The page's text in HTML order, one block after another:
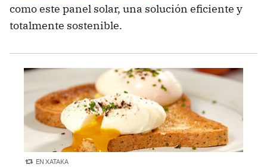
como este panel solar, una solución eficiente y
totalmente sostenible.
EN XATAKA